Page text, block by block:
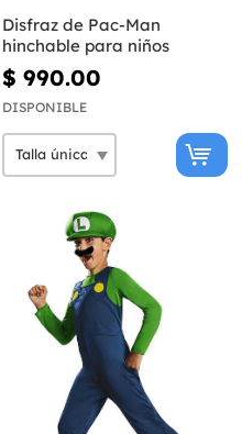
Disfraz de Pac-Man
hinchable para niños
$ 990.00
DISPONIBLE